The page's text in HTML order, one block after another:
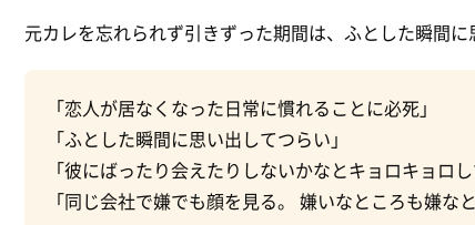
元カレを忘れられず引きずった期間は、ふとした瞬間に
「恋人が居なくなった日常に慣れることに必死」
「ふとした瞬間に思い出してつらい」
「彼にばったり会えたりしないかなとキョロキョロし
「同じ会社で嫌でも顔を見る。 嫌いなところも嫌な